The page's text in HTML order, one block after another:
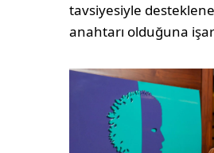
tavsiyesiyle
anahtarı olduğuna